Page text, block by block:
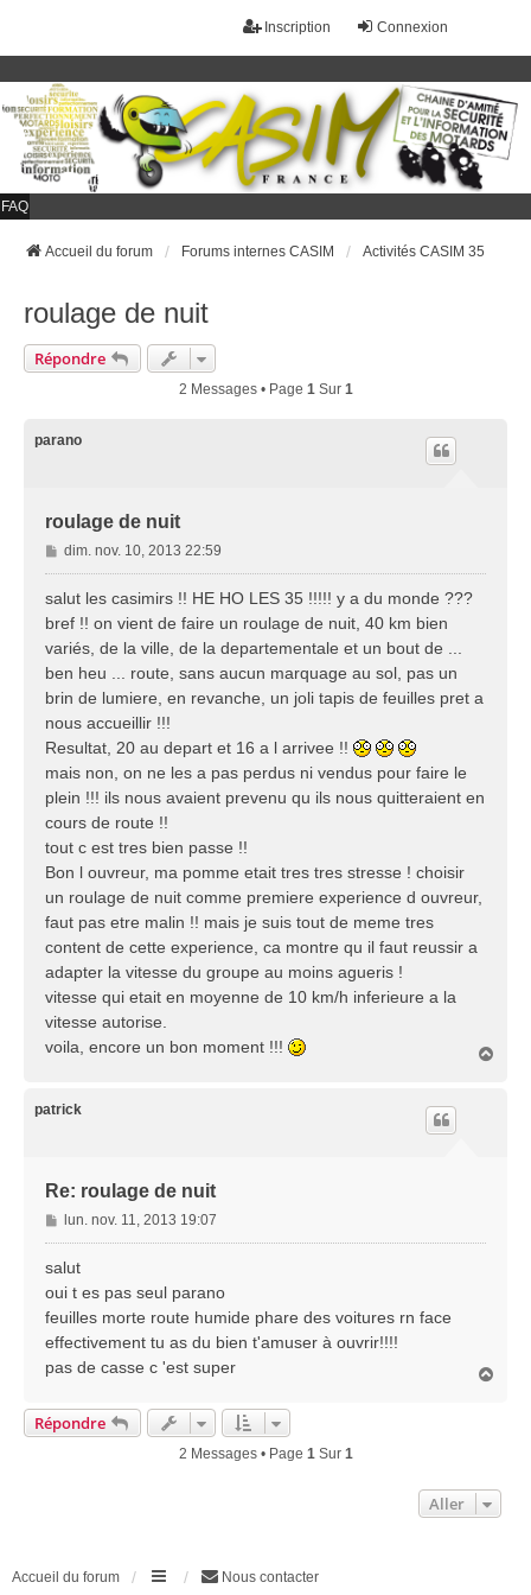
Connexion
Inscription
FAQ
Accueil du forum Forums internes CASIM Activités CASIM 35
roulage de nuit
Répondre
2 Messages • Page 1Sur 1
parano
roulage de nuit
M
e
s
g
e
dim. nov. 10, 2013 22:59
salut les casimirs !! HE HO LES 35 !!!!! y a du monde ???
bref !! on vient de faire un roulage de nuit, 40 km bien
variés, de la ville, de la departementale et un bout de ...
ben heu ... route, sans aucun marquage au sol, pas un
brin de lumiere, en revanche, un joli tapis de feuilles pret a
nous accueillir !!!
Resultat, 20 au depart et 16 a l arrivee !!
mais non, on ne les a pas perdus ni vendus pour faire le
plein !!! ils nous avaient prevenu qu ils nous quitteraient en
cours de route !!
tout c est tres bien passe !!
Bon l ouvreur, ma pomme etait tres tres stresse ! choisir
un roulage de nuit comme premiere experience d ouvreur,
faut pas etre malin !! mais je suis tout de meme tres
content de cette experience, ca montre qu il faut reussir a
adapter la vitesse du groupe au moins agueris !
vitesse qui etait en moyenne de 10 km/h inferieure a la
vitesse autorise.
voila, encore un bon moment !!!
patrick
Re: roulage de nuit
M
e
s
s
g
e
lun. nov. 11, 2013 19:07
salut
oui t es pas seul parano
feuilles morte route humide phare des voitures rn face
effectivement tu as du bien t'amuser à ouvrir!!!!
pas de casse c 'est super
Répondre
2 Messages • Page 1Sur 1
Aller
Accueil du forum Nous contacter